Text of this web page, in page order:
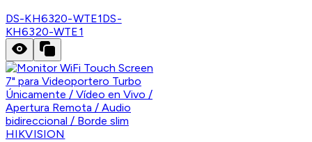
DS-KH6320-WTE1DS-
KH6320-WTE1
HIKVISION